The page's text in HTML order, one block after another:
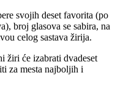
svojih deset favorita (po
broj glasova se sabira, na
celog sastava žirija.
žiri će izabrati dvadeset
za mesta najboljih i